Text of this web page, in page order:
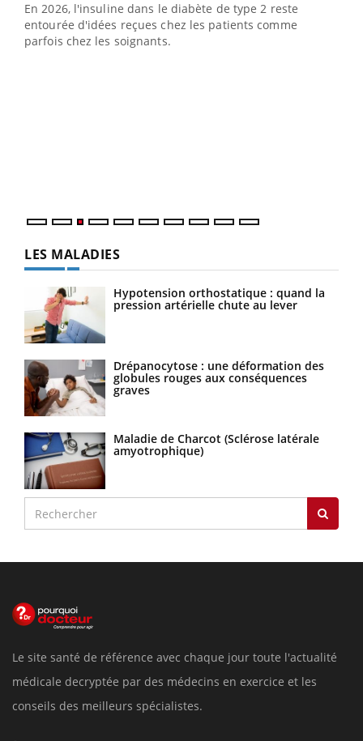
En 2026, l'insuline dans le diabète de type 2 reste
entourée d'idées reçues chez les patients comme
parfois chez les soignants.
LES MALADIES
Hypotension orthostatique : quand la
pression artérielle chute au lever
Drépanocytose : une déformation des
globules rouges aux conséquences
graves
Maladie de Charcot (Sclérose latérale
amyotrophique)
Le site santé de référence avec chaque jour toute l'actualité
médicale decryptée par des médecins en exercice et les
conseils des meilleurs spécialistes.